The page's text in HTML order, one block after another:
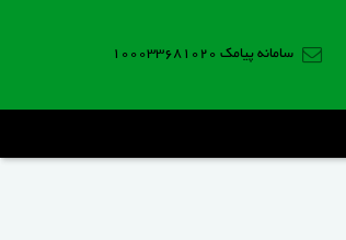
سامانه پیامک 100033681020